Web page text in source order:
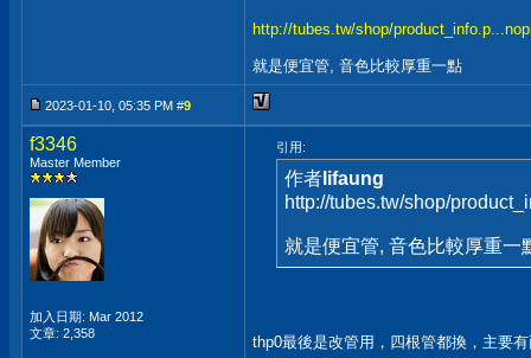
http://tubes.tw/shop/
就是便宜管, 音色比較厚重一點
2023-01-10, 05:35 PM #9
f3346
Master Member
加入日期: Mar 2012
文章: 2,358
引用:
作者 lifaung
http://tubes.tw/shop/
就是便宜管, 音色比較厚重一
thp0最後是改管用，四根管都換，主要